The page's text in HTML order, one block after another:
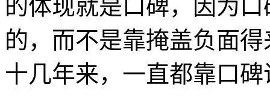
的体现就是口碑，因为
的，而不是靠掩盖负面
十几年来，一直都靠口